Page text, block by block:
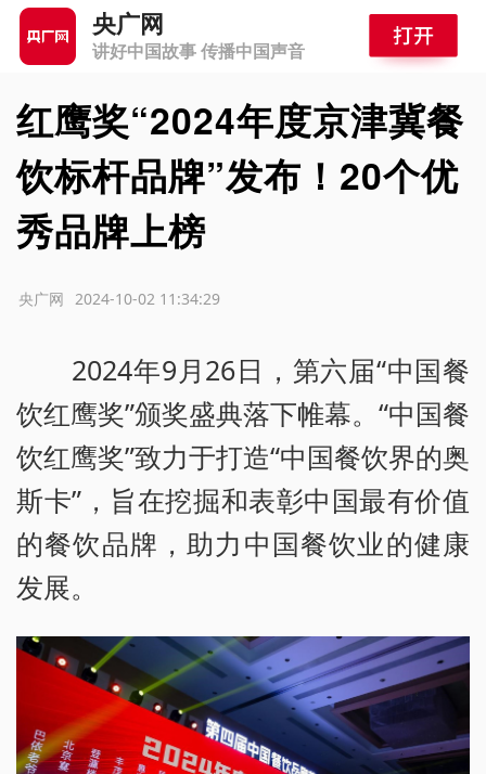
央广网
讲好中国故事 传播中国声音
红鹰奖“2024年度京津冀餐
饮标杆品牌”发布！20个优
秀品牌上榜
2024-10-02 11:34:29
央广网
2024年9月26日，第六届“中国餐
饮红鹰奖”颁奖盛典落下帷幕。“中国餐
饮红鹰奖”致力于打造“中国餐饮界的奥
斯卡”，旨在挖掘和表彰中国最有价值
的餐饮品牌，助力中国餐饮业的健康
发展。